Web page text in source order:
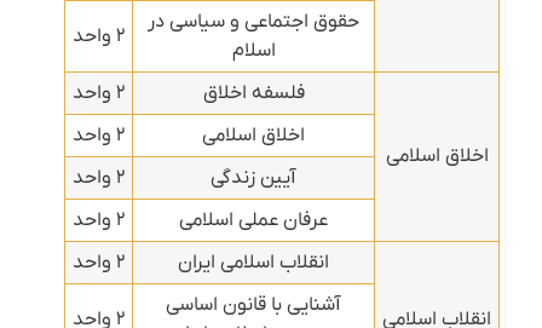
حقوق اجتماعی و سیاسی در
اسلام
۲ واحد
اخلاق اسلامی
فلسفه اخلاق
۲ واحد
اخلاق اسلامی
۲ واحد
آیین زندگی
۲ واحد
عرفان عملی اسلامی
۲ واحد
انقلاب اسلامی
انقلاب اسلامی ایران
۲ واحد
آشنایی با قانون اساسی
۲ واحد